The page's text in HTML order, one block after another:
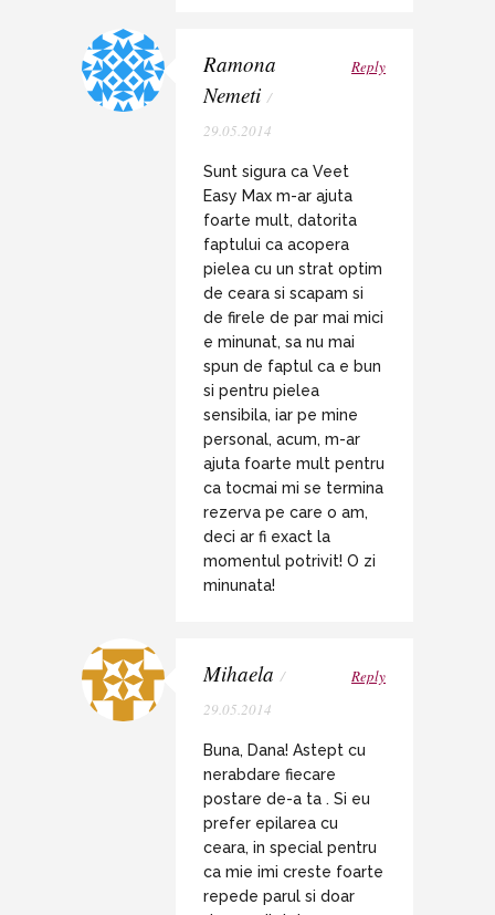
Ramona
Nemeti /
29.05.2014
Reply
Sunt sigura ca Veet
Easy Max m-ar ajuta
foarte mult, datorita
faptului ca acopera
pielea cu un strat optim
de ceara si scapam si
de firele de par mai mici
e minunat, sa nu mai
spun de faptul ca e bun
si pentru pielea
sensibila, iar pe mine
personal, acum, m-ar
ajuta foarte mult pentru
ca tocmai mi se termina
rezerva pe care o am,
deci ar fi exact la
momentul potrivit! O zi
minunata!
Mihaela /
29.05.2014
Reply
Buna, Dana! Astept cu
nerabdare fiecare
postare de-a ta . Si eu
prefer epilarea cu
ceara, in special pentru
ca mie imi creste foarte
repede parul si doar